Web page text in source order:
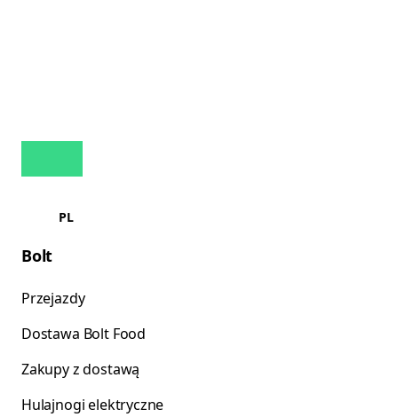
PL
Bolt
Przejazdy
Dostawa Bolt Food
Zakupy z dostawą
Hulajnogi elektryczne